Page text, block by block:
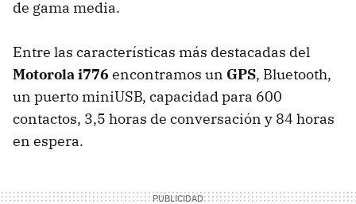
de gama media.
Entre las características más destacadas del
Motorola i776 encontramos un GPS, Bluetooth,
un puerto miniUSB, capacidad para 600
contactos, 3,5 horas de conversación y 84 horas
en espera.